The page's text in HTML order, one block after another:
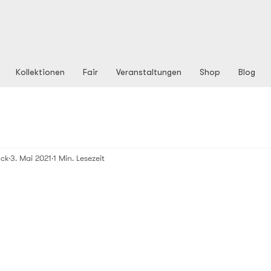
Kollektionen Fair Veranstaltungen Shop Blog
3. Mai 2021 1 Min. Lesezeit